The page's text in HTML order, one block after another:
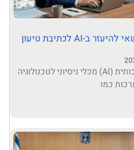
מוסר ואלגוריתם: האם עורך דין רשאי להיעזר ב-AI לכתיבת טיעון
בשנים האחרונות הפכה הבינה המלאכותית (AI) מכלי ניסיוני לטכנולוגיה
כמו